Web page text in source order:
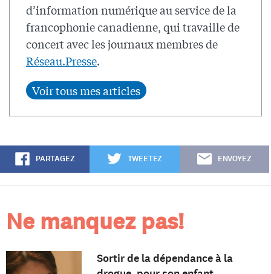
d’information numérique au service de la
francophonie canadienne, qui travaille de
concert avec les journaux membres de
Réseau.Presse.
PARTAGEZ TWEETEZ ENVOYEZ
Ne manquez pas!
Sortir de la dépendance à la